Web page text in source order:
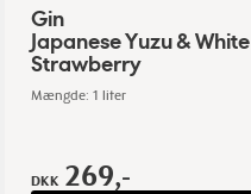
Gin
Japanese Yuzu & White
Strawberry
Mængde: 1 liter
DKK 269,-